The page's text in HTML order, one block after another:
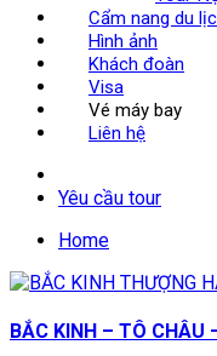
Cẩm nang du
Hình ảnh
Khách đoàn
Visa
Vé máy bay
Liên hệ
Yêu cầu tour
Home
BẮC KINH – TÔ CHÂU